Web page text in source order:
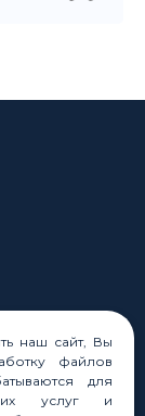
наш сайт, Вы
файлов
для
услуг и